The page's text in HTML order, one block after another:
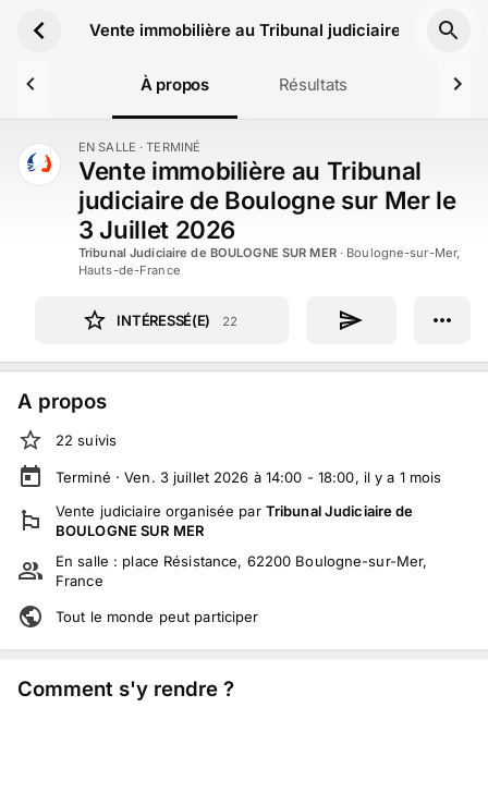
Vente immobilière au Tribunal judiciaire de
À propos Résultats
TERMINÉ EN SALLE · TERMINÉ
Vente immobilière au Tribunal
judiciaire de Boulogne sur Mer le
3 Juillet 2026
Tribunal Judiciaire de BOULOGNE SUR MER· Boulogne-sur-Mer,
Hauts-de-France
INTÉRESSÉ(E) 22
A propos
22 suivis
Terminé ·Ven. 3 juillet 2026 à 14:00 - 18:00, il y a 1 mois
Vente judiciaire organisée par Tribunal Judiciaire de
BOULOGNE SUR MER
En salle : place Résistance, 62200 Boulogne-sur-Mer,
France
Tout le monde peut participer
Comment s'y rendre ?